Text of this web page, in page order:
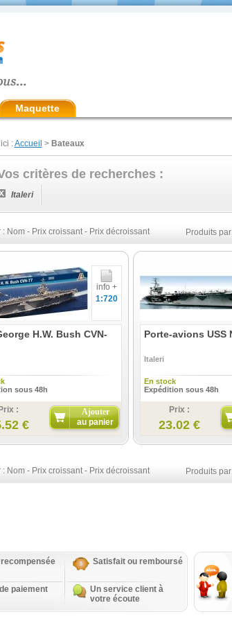
Maquette
:Accueil > Bateaux
critères de recherches :
Italeri
: Nom- Prix croissant- Prix décroissant Produits
info +
1:720
H.W. Bush CVN-
sous 48h
Prix :
€
Ajouter
au panier
Porte-avions USS
Italeri
En stock
Expédition sous 48h
Prix :
23.02 €
: Nom- Prix croissant- Prix décroissant Produits
recompensée Satisfait ou remboursé
paiement
Un service client à
votre écoute